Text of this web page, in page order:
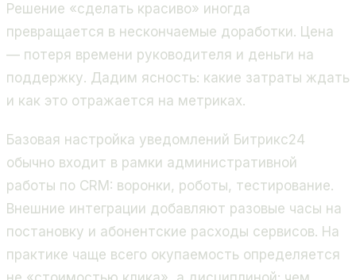
Решение «сделать красиво» иногда
превращается в нескончаемые доработки. Цена
— потеря времени руководителя и деньги на
поддержку. Дадим ясность: какие затраты ждать
и как это отражается на метриках.
Базовая настройка уведомлений Битрикс24
обычно входит в рамки административной
работы по CRM: воронки, роботы, тестирование.
Внешние интеграции добавляют разовые часы на
постановку и абонентские расходы сервисов. На
практике чаще всего окупаемость определяется